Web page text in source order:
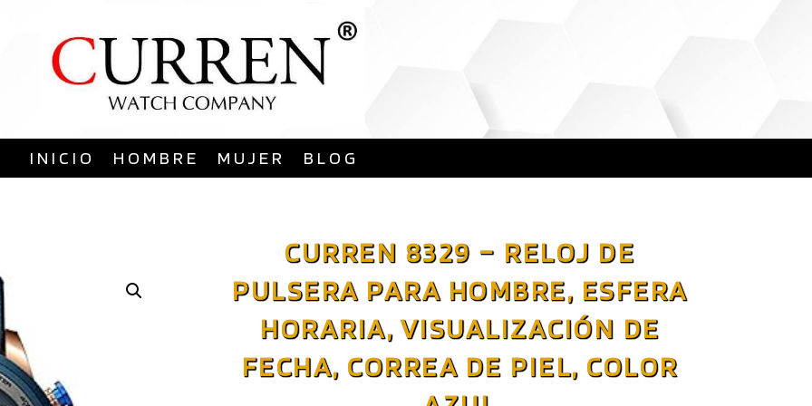
al
contenido
INICIO HOMBRE MUJER BLOG
CURREN 8329 – RELOJ DE
PULSERA PARA HOMBRE, ESFERA
HORARIA, VISUALIZACIÓN DE
FECHA, CORREA DE PIEL, COLOR